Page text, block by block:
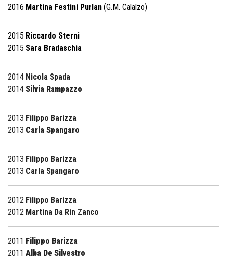
2016 Martina Festini Purlan (G.M. Calalzo)
2015 Riccardo Sterni
2015 Sara Bradaschia
2014 Nicola Spada
2014 Silvia Rampazzo
2013 Filippo Barizza
2013 Carla Spangaro
2013 Filippo Barizza
2013 Carla Spangaro
2012 Filippo Barizza
2012 Martina Da Rin Zanco
2011 Filippo Barizza
2011 Alba De Silvestro